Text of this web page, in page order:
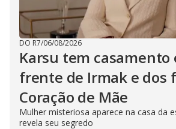
DO R7/06/08/2026
Karsu tem casamento
frente de Irmak e dos
Coração de Mãe
Mulher misteriosa aparece na casa da
revela seu segredo